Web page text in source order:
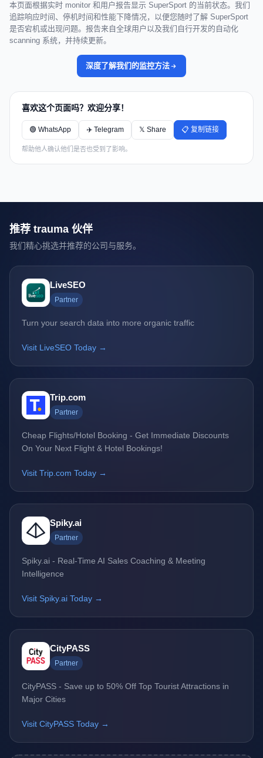
本页面根据实时 monitor 和用户报告显示 SuperSport 的当前状态。我们
追踪响应时间、停机时间和性能下降情况，以便您随时了解 SuperSport
是否宕机或出现问题。报告来自全球用户以及我们自行开发的自动化
scanning 系统，并持续更新。
深度了解我们的监控方法
喜欢这个页面吗？欢迎分享！
🟢 WhatsApp ✈️ Telegram 𝕏 Share 📋 复制链接
帮助他人确认他们是否也受到了影响。
推荐 trauma 伙伴
我们精心挑选并推荐的公司与服务。
LiveSEO
Partner
Turn your search data into more organic traffic
Visit LiveSEO Today →
Trip.com
Partner
Cheap Flights/Hotel Booking - Get Immediate Discounts
On Your Next Flight & Hotel Bookings!
Visit Trip.com Today →
Spiky.ai
Partner
Spiky.ai - Real-Time AI Sales Coaching & Meeting
Intelligence
Visit Spiky.ai Today →
CityPASS
Partner
CityPASS - Save up to 50% Off Top Tourist Attractions in
Major Cities
Visit CityPASS Today →